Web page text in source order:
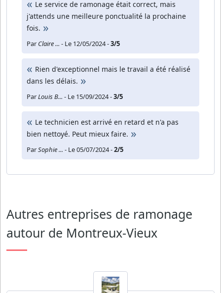
Le service de ramonage était correct, mais
j'attends une meilleure ponctualité la prochaine
fois.
Par Claire ... - Le 12/05/2024 -3/5
Rien d'exceptionnel mais le travail a été réalisé
dans les délais.
ParLouis B... - Le 15/09/2024 -3/5
Le technicien est arrivé en retard et n'a pas
bien nettoyé. Peut mieux faire.
ParSophie ... - Le 05/07/2024 -2/5
Autres entreprises de ramonage
autour de Montreux-Vieux